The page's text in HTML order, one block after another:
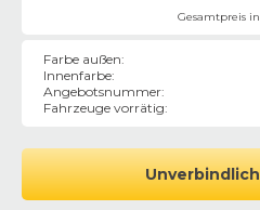
Gesamtpreis
Farbe außen:
Innenfarbe:
Angebotsnummer:
Fahrzeuge vorrätig: